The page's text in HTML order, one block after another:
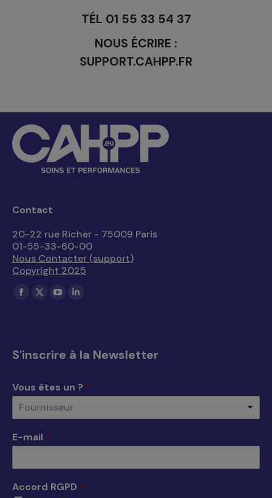
TÉL 01 55 33 54 37
NOUS ÉCRIRE :
SUPPORT.CAHPP.FR
Contact
20-22 rue Richer - 75009 Paris
01-55-33-60-00
Nous Contacter (support)
Copyright 2025
Trouvez nous sur :
La
dans
nouvelle
fenêtre
La
dans
nouvelle
fenêtre
La
dans
nouvelle
fenêtre
La
dans
nouvelle
S'inscrire à la Newsletter
Vous êtes un ? *
Fournisseur
E-mail *
Accord RGPD *